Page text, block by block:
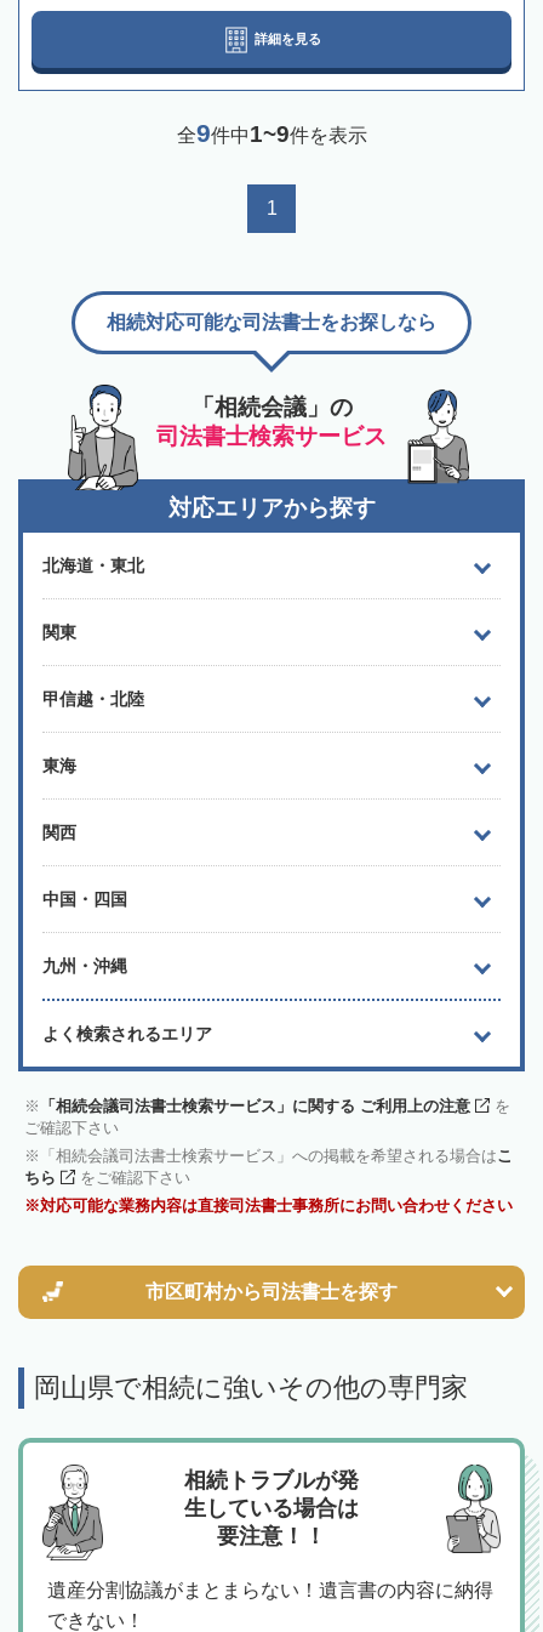
詳細を見る
全9件中1~9件を表示
1
「相続会議」の
司法書士検索サービス
相続対応可能な司法書士をお探しなら
対応エリアから探す
北海道・東北
関東
甲信越・北陸
東海
関西
中国・四国
九州・沖縄
よく検索されるエリア
「相続会議司法書士検索サービス」に関する ご利用上の注意
を
ご確認下さい
「相続会議司法書士検索サービス」への掲載を希望される場合はこ
ちら
をご確認下さい
対応可能な業務内容は直接司法書士事務所にお問い合わせください
市区町村から司法書士を探す
岡山県で相続に強いその他の専門家
相続トラブルが発
生している場合は
要注意！！
遺産分割協議がまとまらない！遺言書の内容に納得
できない！